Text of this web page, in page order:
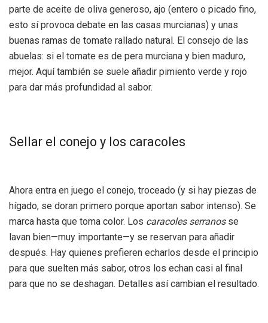
parte de aceite de oliva generoso, ajo (entero o picado fino,
esto sí provoca debate en las casas murcianas) y unas
buenas ramas de tomate rallado natural. El consejo de las
abuelas: si el tomate es de pera murciana y bien maduro,
mejor. Aquí también se suele añadir pimiento verde y rojo
para dar más profundidad al sabor.
Sellar el conejo y los caracoles
Ahora entra en juego el conejo, troceado (y si hay piezas de
hígado, se doran primero porque aportan sabor intenso). Se
marca hasta que toma color. Los caracoles serranosse
lavan bien—muy importante—y se reservan para añadir
después. Hay quienes prefieren echarlos desde el principio
para que suelten más sabor, otros los echan casi al final
para que no se deshagan. Detalles así cambian el resultado.